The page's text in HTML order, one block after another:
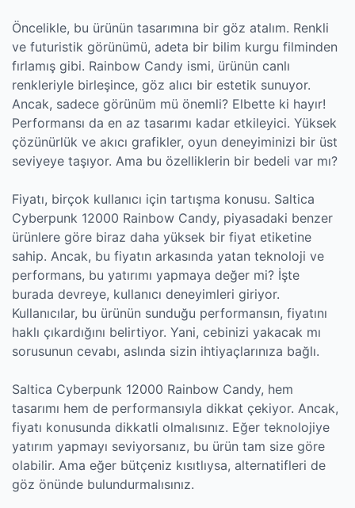
Öncelikle, bu ürünün tasarımına bir göz atalım. Renkli
ve futuristik görünümü, adeta bir bilim kurgu filminden
fırlamış gibi. Rainbow Candy ismi, ürünün canlı
renkleriyle birleşince, göz alıcı bir estetik sunuyor.
Ancak, sadece görünüm mü önemli? Elbette ki hayır!
Performansı da en az tasarımı kadar etkileyici. Yüksek
çözünürlük ve akıcı grafikler, oyun deneyiminizi bir üst
seviyeye taşıyor. Ama bu özelliklerin bir bedeli var mı?
Fiyatı, birçok kullanıcı için tartışma konusu. Saltica
Cyberpunk 12000 Rainbow Candy, piyasadaki benzer
ürünlere göre biraz daha yüksek bir fiyat etiketine
sahip. Ancak, bu fiyatın arkasında yatan teknoloji ve
performans, bu yatırımı yapmaya değer mi? İşte
burada devreye, kullanıcı deneyimleri giriyor.
Kullanıcılar, bu ürünün sunduğu performansın, fiyatını
haklı çıkardığını belirtiyor. Yani, cebinizi yakacak mı
sorusunun cevabı, aslında sizin ihtiyaçlarınıza bağlı.
Saltica Cyberpunk 12000 Rainbow Candy, hem
tasarımı hem de performansıyla dikkat çekiyor. Ancak,
fiyatı konusunda dikkatli olmalısınız. Eğer teknolojiye
yatırım yapmayı seviyorsanız, bu ürün tam size göre
olabilir. Ama eğer bütçeniz kısıtlıysa, alternatifleri de
göz önünde bulundurmalısınız.